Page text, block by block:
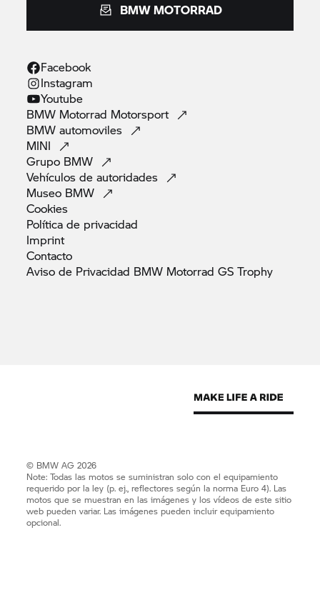
BMW MOTORRAD
Facebook
Instagram
Youtube
BMW Motorrad Motorsport
BMWautomoviles
MINI
Grupo BMW
Vehículos deautoridades
Museo BMW
Cookies
Política de privacidad
Imprint
Contacto
Aviso de Privacidad BMW Motorrad GSTrophy
© BMW AG 2026
Note: Todas las motos se suministran solo con el equipamiento
requerido por la ley (p. ej., reflectores según la norma Euro 4). Las
motos que se muestran en las imágenes y los vídeos de este sitio
web pueden variar. Las imágenes pueden incluir equipamiento
opcional.